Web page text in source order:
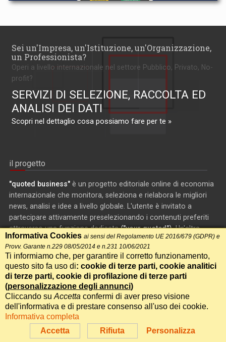
Sei un'Impresa, un'Istituzione, un'Organizzazione,
un Professionista?
Operi a livello internazionale nel settore Pubblico, Privato, No-
profit?
SERVIZI DI SELEZIONE, RACCOLTA ED
ANALISI DEI DATI
Scopri nel dettaglio cosa possiamo fare per te »
il progetto
"quoted business" è un progetto editoriale online di economia
internazionale che monitora, seleziona e rielabora le migliori
news, analisi e idee a livello globale. L'utente è invitato a
partecipare attivamente preselezionando i contenuti preferiti
attraverso una funzione dedicata("your quoted"). Un'altra
sezione interattiva riguarda gli indicatori macroeconomici:
impostando le variabili è possibile visualizzare e stampare i
grafici.
partnership
Collaborazione tra "quoted business" eLa Stampa: proposti ai
lettori del quotidiano articoli selezionati su ambiente ed
economia.Accetta Rifiuta Personalizza
Informativa Cookies ai sensi del Regolamento UE 2016/679 (GDPR) e
Provv. Garante n.229 08/05/2014 e n.231 10/06/2021
Ti informiamo che, per garantire il corretto funzionamento,
questo sito fa uso di: cookie di terze parti, cookie analitici
di terze parti, cookie di profilazione di terze parti
(personalizzazione degli annunci)
Cliccando su Accetta confermi di aver preso visione
dell'informativa e di prestare consenso all'uso dei cookie.
Informativa completa